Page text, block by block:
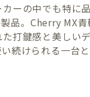
ーの中でも特に
品。Cherry MX青
打鍵感と美しい
続けられる一台